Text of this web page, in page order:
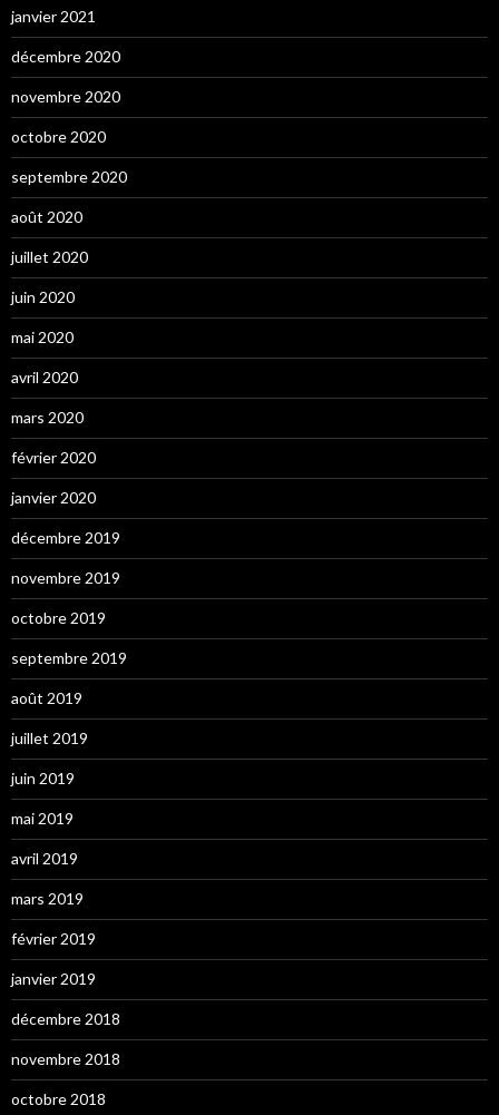
janvier 2021
décembre 2020
novembre 2020
octobre 2020
septembre 2020
août 2020
juillet 2020
juin 2020
mai 2020
avril 2020
mars 2020
février 2020
janvier 2020
décembre 2019
novembre 2019
octobre 2019
septembre 2019
août 2019
juillet 2019
juin 2019
mai 2019
avril 2019
mars 2019
février 2019
janvier 2019
décembre 2018
novembre 2018
octobre 2018